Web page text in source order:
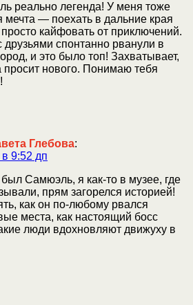
реально легенда! У меня тоже
мечта — поехать в дальние края
кайфовать от приключений.
спонтанно рванули в
и это было топ! Захватывает,
просит нового. Понимаю тебя
Глебова:
9:52 дп
Самюэль, я как-то в музее, где
прям загорелся историей!
как он по-любому рвался
места, как настоящий босс
люди вдохновляют движуху в